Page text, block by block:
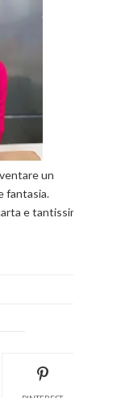
un
fantasia.
e tantissimi